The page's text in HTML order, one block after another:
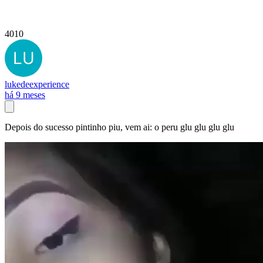
4010
lukedeexperience
há 9 meses
Depois do sucesso pintinho piu, vem ai: o peru glu glu glu glu